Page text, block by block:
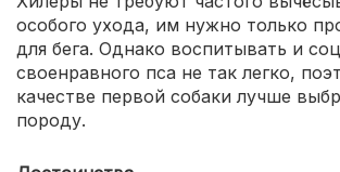
особого ухода, им нужно только
для бега. Однако воспитывать и
своенравного пса не так легко,
качестве первой собаки лучше
породу.